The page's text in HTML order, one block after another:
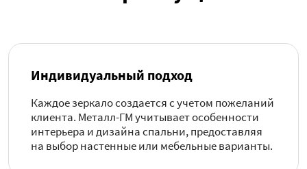
Индивидуальный подход
Каждое зеркало создается с учетом пожеланий
клиента. Металл-ГМ учитывает особенности
интерьера и дизайна спальни, предоставляя
на выбор настенные или мебельные варианты.